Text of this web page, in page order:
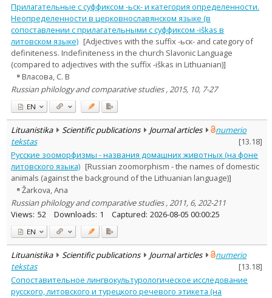
Прилагательные с суффиксом -ьск- и категория определенности.
Неопределенности в церковнославянском языке (в
сопоставлении с прилагательными с суффиксом -iškas в
литовском языке) [Adjectives with the suffix -ьск- and category of
definiteness. Indefiniteness in the church Slavonic Language
(compared to adjectives with the suffix -iškas in Lithuanian)]
Власова, С. В
Russian philology and comparative studies , 2015, 10, 7-27
EN
Lituanistika Scientific publications Journal articles
numerio
tekstas
[13.18]
Русские зооморфизмы - названия домашних животных (на фоне
литовского языка) [Russian zoomorphism - the names of domestic
animals (against the background of the Lithuanian language)]
Žarkova, Ana
Russian philology and comparative studies , 2011, 6, 202-211
Views: 52 Downloads: 1 Captured: 2026-08-05 00:00:25
EN
Lituanistika Scientific publications Journal articles
numerio
tekstas
[13.18]
Сопоставительное лингвокультурологическое исследование
русского, литовского и турецкого речевого этикета (на